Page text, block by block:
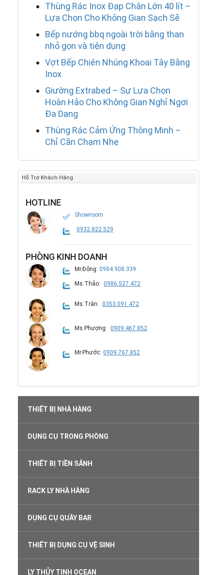
Thùng Rác Inox Đạp Chân Lớn 40 lít –
Lựa Chọn Cho Không Gian Sạch Sẽ
Bếp nướng bbq ngoài trời bằng than
nhỏ gọn và tiện dụng
Vợt Bếp Chiên Nhúng Khoai Tây Bằng
Inox
Giường Extrabed – Sự Lựa Chọn
Hoàn Hảo Cho Không Gian Nghỉ Ngơi
Đa Dạng
Thùng Rác Cảm Ứng Thông Minh –
Chỉ Cần Chạm Nhẹ
Hỗ Trợ Khách Hàng
HOTLINE
Showroom
0932.822.529
PHÒNG KINH DOANH
Mr.Đông:0984.908.339
Ms.Thảo: 0986.527.472
Ms.Trân: 0353.091.472
Ms.Phượng: 0909.467.852
Mr.Phước: 0909.767.852
THIẾT BỊ NHÀ HÀNG
DỤNG CỤ TRONG PHÒNG
THIẾT BỊ TIỀN SẢNH
RACK LY NHÀ HÀNG
DỤNG CỤ QUẦY BAR
THIẾT BỊ DỤNG CỤ VỆ SINH
LY THỦY TINH OCEAN